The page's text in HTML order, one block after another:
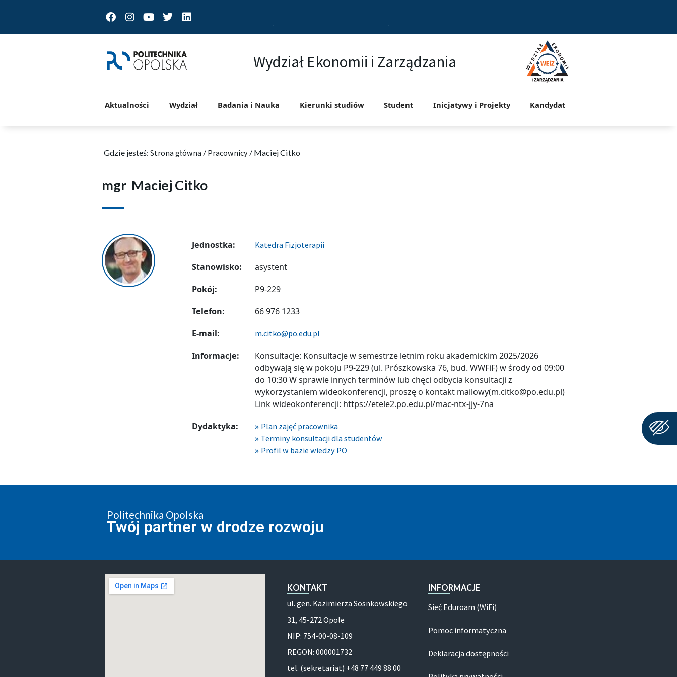
FacebookInstagram
Youtube
TwitterLinkedin
for:
Wydział Ekonomii i Zarządzania
Aktualności Wydział Badania i Nauka Kierunki studiów Student Inicjatywy i Projekty Kandydat
Gdzie jesteś: Strona główna / Pracownicy/ Maciej Citko
mgr Maciej Citko
Jednostka: Katedra Fizjoterapii
Stanowisko:
asystent
Pokój:
P9-229
Telefon:
66 976 1233
E-mail:
m.citko@po.edu.pl
Informacje:
Konsultacje: Konsultacje w semestrze letnim roku akademickim 2025/2026
odbywają się w pokoju P9-229 (ul. Prószkowska 76, bud. WWFiF) w środy od 09:00
do 10:30 W sprawie innych terminów lub chęci odbycia konsultacji z
wykorzystaniem wideokonferencji, proszę o kontakt mailowy(m.citko@po.edu.pl)
Link wideokonferencji: https://etele2.po.edu.pl/mac-ntx-jjy-7na
Dydaktyka:
Plan zajęć pracownika
Terminy konsultacji dla studentów
Profil w bazie wiedzy PO
Politechnika Opolska
Twój partner w drodze rozwoju
KONTAKT
ul. gen. Kazimierza Sosnkowskiego
31, 45-272 Opole
NIP: 754-00-08-109
REGON: 000001732
tel. (sekretariat) +48 77 449 88 00
INFORMACJE
Sieć Eduroam (WiFi)
Pomoc informatyczna
Deklaracja dostępności